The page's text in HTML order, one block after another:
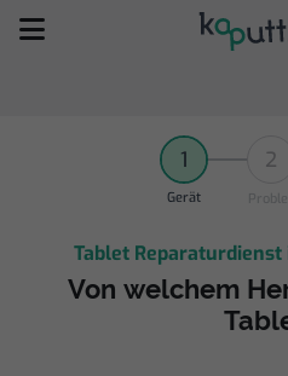
Selbst
Reparieren
1
Gerät
2
Tablet
Von welchem